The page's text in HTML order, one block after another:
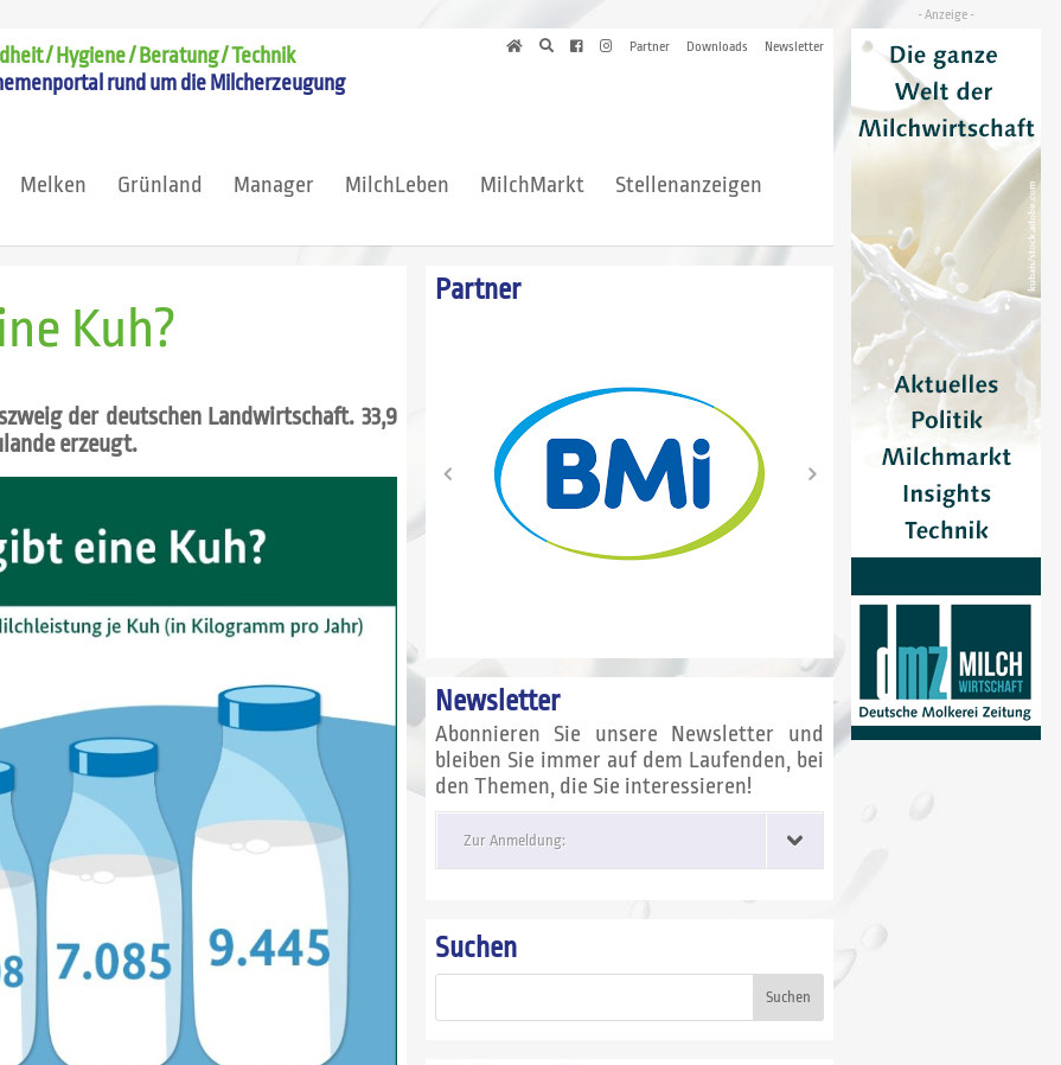
Partner Downloads Newsletter
/ Hygiene / Beratung / Technik
rund um die Milcherzeugung
Melken Grünland Manager MilchLeben MilchMarkt
Stellenanzeigen
Kuh?
der deutschen Landwirtschaft. 33,9
erzeugt.
Partner
Newsletter
Abonnieren Sie unsere Newsletter und
bleiben Sie immer auf dem Laufenden, bei
den Themen, die Sie interessieren!
Zur Anmeldung:
Suchen
Suchen